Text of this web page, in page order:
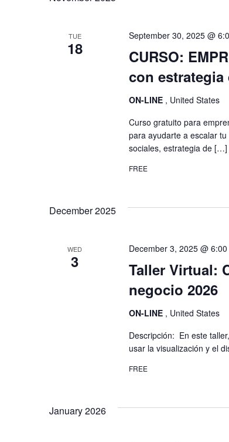
TUE
18
CURSO:
con
September 30, 2025 @
ON-LINE , United States
Curso gratuito para
para ayudarte a escalar
sociales, estrategia de […]
FREE
December 2025
WED
3
Taller Virtual:
negocio 2026
December 3, 2025 @ 6:00
ON-LINE , United States
Descripción: En este
usar la visualización y el
FREE
January 2026